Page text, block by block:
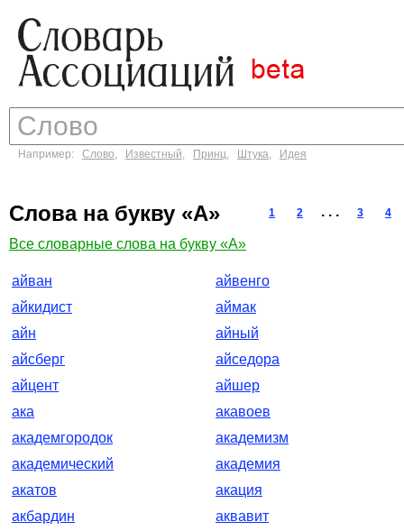
Например: Слово, Известный, Принц, Штука, Идея
Слова на букву «А» 1 2 . . . 3 4
Все словарные слова на букву «А»
айван
айвенго
айкидист
аймак
айн
айный
айсберг
айседора
айцент
айшер
ака
акавоев
академгородок
академизм
академический
академия
акатов
акация
акбардин
аквавит